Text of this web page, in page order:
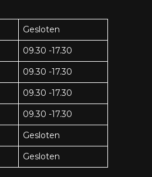
Gesloten
09.30 -17.30
09.30 -17.30
09.30 -17.30
09.30 -17.30
Gesloten
Gesloten